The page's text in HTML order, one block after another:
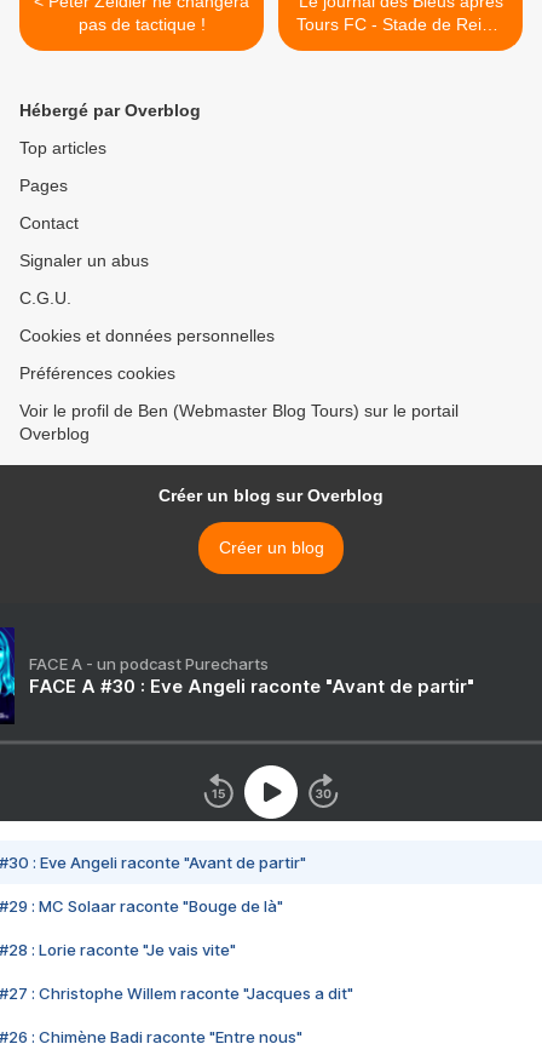
pas de tactique !
Tours FC - Stade de Reims
>
Hébergé par Overblog
Top articles
Pages
Contact
Signaler un abus
C.G.U.
Cookies et données personnelles
Préférences cookies
Voir le profil de Ben (Webmaster Blog Tours) sur le portail
Overblog
Créer un blog sur Overblog
Créer un blog
FACE A - un podcast Purecharts
FACE A #30 : Eve Angeli raconte "Avant de partir"
#30 : Eve Angeli raconte "Avant de partir"
#29 : MC Solaar raconte "Bouge de là"
#28 : Lorie raconte "Je vais vite"
#27 : Christophe Willem raconte "Jacques a dit"
#26 : Chimène Badi raconte "Entre nous"